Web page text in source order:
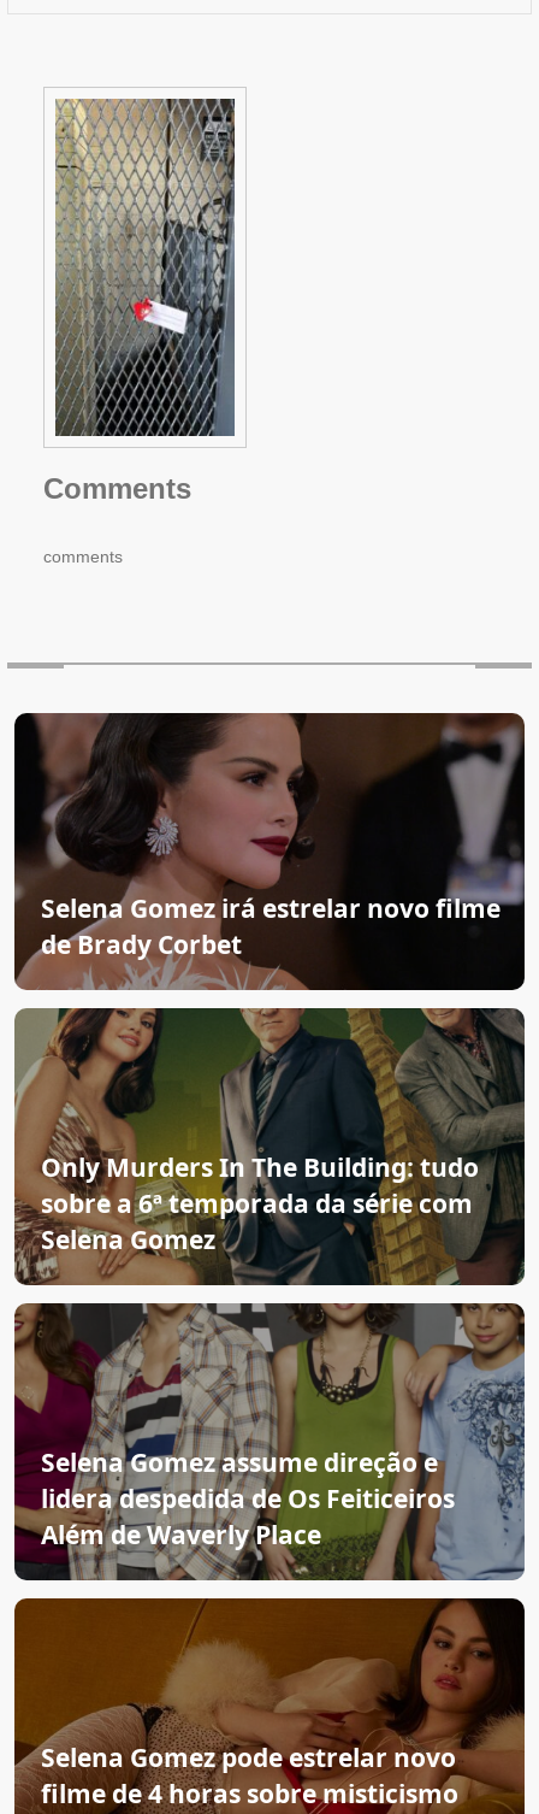
Comments
comments
Selena Gomez irá estrelar novo filme
de Brady Corbet
Only Murders In The Building: tudo
sobre a 6ª temporada da série com
Selena Gomez
Selena Gomez assume direção e
lidera despedida de Os Feiticeiros
Além de Waverly Place
Selena Gomez pode estrelar novo
filme de 4 horas sobre misticismo